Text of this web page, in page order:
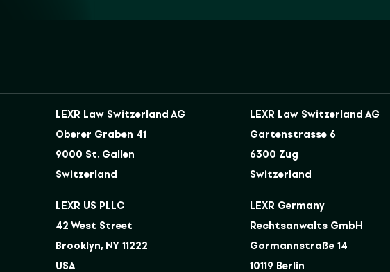
LEXR Law Switzerland AG
Oberer Graben 41
9000 St. Gallen
Switzerland
LEXR Law Switzerland AG
Gartenstrasse 6
6300 Zug
Switzerland
LEXR US PLLC
42 West Street
Brooklyn, NY 11222
USA
LEXR Germany
Rechtsanwalts GmbH
Gormannstraße 14
10119 Berlin